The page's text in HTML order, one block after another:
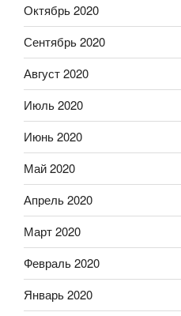
Октябрь 2020
Сентябрь 2020
Август 2020
Июль 2020
Июнь 2020
Май 2020
Апрель 2020
Март 2020
Февраль 2020
Январь 2020